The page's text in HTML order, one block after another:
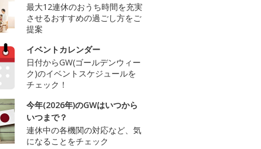
最大12連休のおうち時間を充実
させるおすすめの過ごし方をご
提案
イベントカレンダー
日付からGW(ゴールデンウィー
ク)のイベントスケジュールを
チェック！
今年(2026年)のGWはいつから
いつまで？
連休中の各機関の対応など、気
になることをチェック